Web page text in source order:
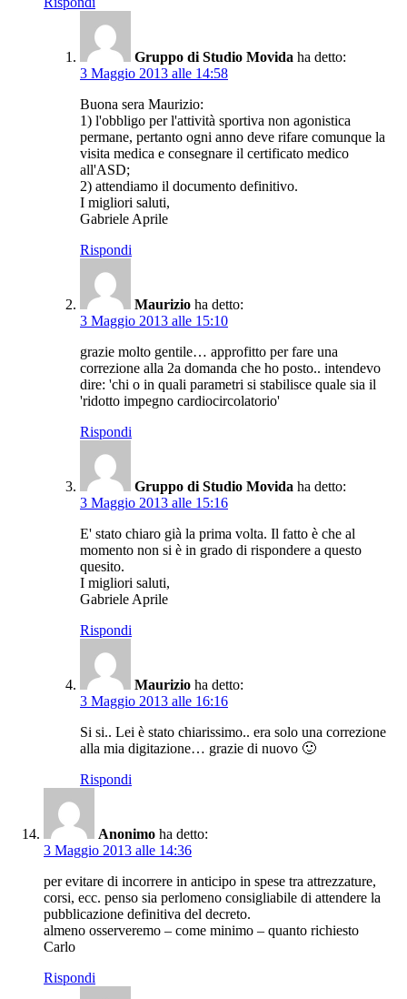
Gruppo di Studio Movida ha detto:
3 Maggio 2013 alle 14:58
Buona sera Maurizio:
1) l'obbligo per l'attività sportiva non agonistica
permane, pertanto ogni anno deve rifare comunque la
visita medica e consegnare il certificato medico
all'ASD;
2) attendiamo il documento definitivo.
I migliori saluti,
Gabriele Aprile
Rispondi
Maurizio ha detto:
3 Maggio 2013 alle 15:10
grazie molto gentile… approfitto per fare una
correzione alla 2a domanda che ho posto.. intendevo
dire: 'chi o in quali parametri si stabilisce quale sia il
'ridotto impegno cardiocircolatorio'
Rispondi
Gruppo di Studio Movida ha detto:
3 Maggio 2013 alle 15:16
E' stato chiaro già la prima volta. Il fatto è che al
momento non si è in grado di rispondere a questo
quesito.
I migliori saluti,
Gabriele Aprile
Rispondi
Maurizio ha detto:
3 Maggio 2013 alle 16:16
Si si.. Lei è stato chiarissimo.. era solo una correzione
alla mia digitazione… grazie di nuovo 🙂
Rispondi
Anonimo ha detto:
3 Maggio 2013 alle 14:36
per evitare di incorrere in anticipo in spese tra attrezzature,
corsi, ecc. penso sia perlomeno consigliabile di attendere la
pubblicazione definitiva del decreto.
almeno osserveremo – come minimo – quanto richiesto
Carlo
Rispondi